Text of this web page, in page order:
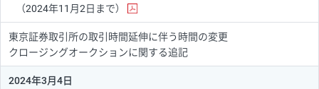
（2024年11月2日まで）
東京証券取引所の取引時間延伸に伴う時間の変更
クロージングオークションに関する追記
2024年3月4日